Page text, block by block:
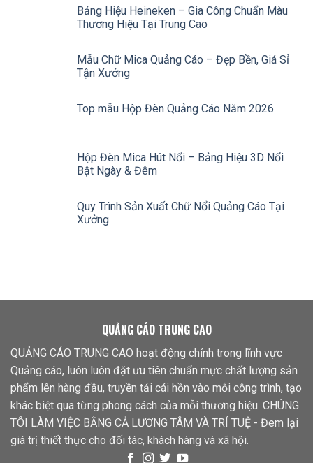
Bảng Hiệu Heineken – Gia Công Chuẩn Màu
Thương Hiệu Tại Trung Cao
Mẫu Chữ Mica Quảng Cáo – Đẹp Bền, Giá Sỉ
Tận Xưởng
Top mẫu Hộp Đèn Quảng Cáo Năm 2026
Hộp Đèn Mica Hút Nổi – Bảng Hiệu 3D Nổi
Bật Ngày & Đêm
Quy Trình Sản Xuất Chữ Nổi Quảng Cáo Tại
Xưởng
QUẢNG CÁO TRUNG CAO
QUẢNG CÁO TRUNG CAO hoạt động chính trong lĩnh vực
Quảng cáo, luôn luôn đặt ưu tiên chuẩn mực chất lượng sản
phẩm lên hàng đầu, truyền tải cái hồn vào mỗi công trình, tạo
khác biệt qua từng phong cách của mỗi thương hiệu. CHÚNG
TÔI LÀM VIỆC BẰNG CẢ LƯƠNG TÂM VÀ TRÍ TUỆ - Đem lại
giá trị thiết thực cho đối tác, khách hàng và xã hội.